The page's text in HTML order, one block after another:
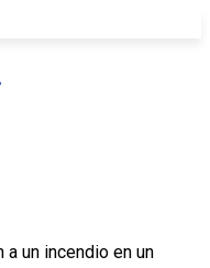
un incendio en un